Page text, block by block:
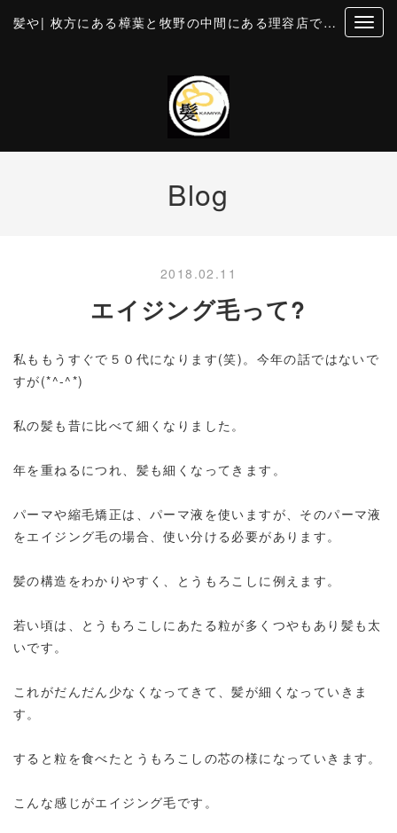
髪や| 枚方にある樟葉と牧野の中間にある理容店です。個室風の空間でカットとお顔そり・美容・理容
Blog
2018.02.11
エイジング毛って?
私ももうすぐで５０代になります(笑)。今年の話ではないで
すが(*^-^*)
私の髪も昔に比べて細くなりました。
年を重ねるにつれ、髪も細くなってきます。
パーマや縮毛矯正は、パーマ液を使いますが、そのパーマ液
をエイジング毛の場合、使い分ける必要があります。
髪の構造をわかりやすく、とうもろこしに例えます。
若い頃は、とうもろこしにあたる粒が多くつやもあり髪も太
いです。
これがだんだん少なくなってきて、髪が細くなっていきま
す。
すると粒を食べたとうもろこしの芯の様になっていきます。
こんな感じがエイジング毛です。